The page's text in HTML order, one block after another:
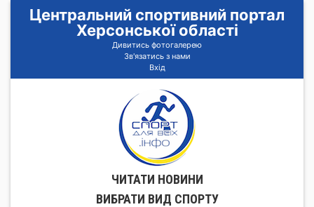
Центральний спортивний портал
Херсонської області
Дивитись фотогалерею
Зв'язатись з нами
Вхід
ЧИТАТИ НОВИНИ
ВИБРАТИ ВИД СПОРТУ